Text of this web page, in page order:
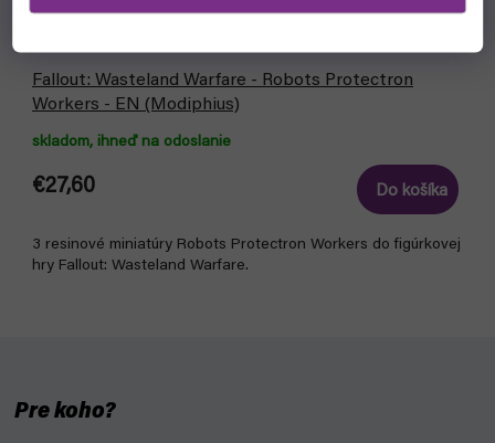
Fallout: Wasteland Warfare - Robots Protectron
Workers - EN (Modiphius)
skladom, ihneď na odoslanie
€27,60 Do košíka
3 resinové miniatúry Robots Protectron Workers do figúrkovej
hry Fallout: Wasteland Warfare.
Pre koho?